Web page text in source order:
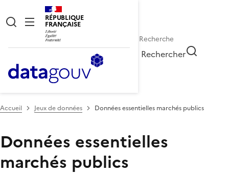
RÉPUBLIQUE
FRANÇAISE
Rechercher
Accueil Jeux de données Données essentielles marchés publics
Données essentielles
marchés publics